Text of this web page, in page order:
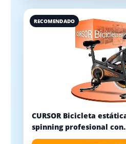
RECOMENDADO
CURSOR Bicicleta
spinning profesional